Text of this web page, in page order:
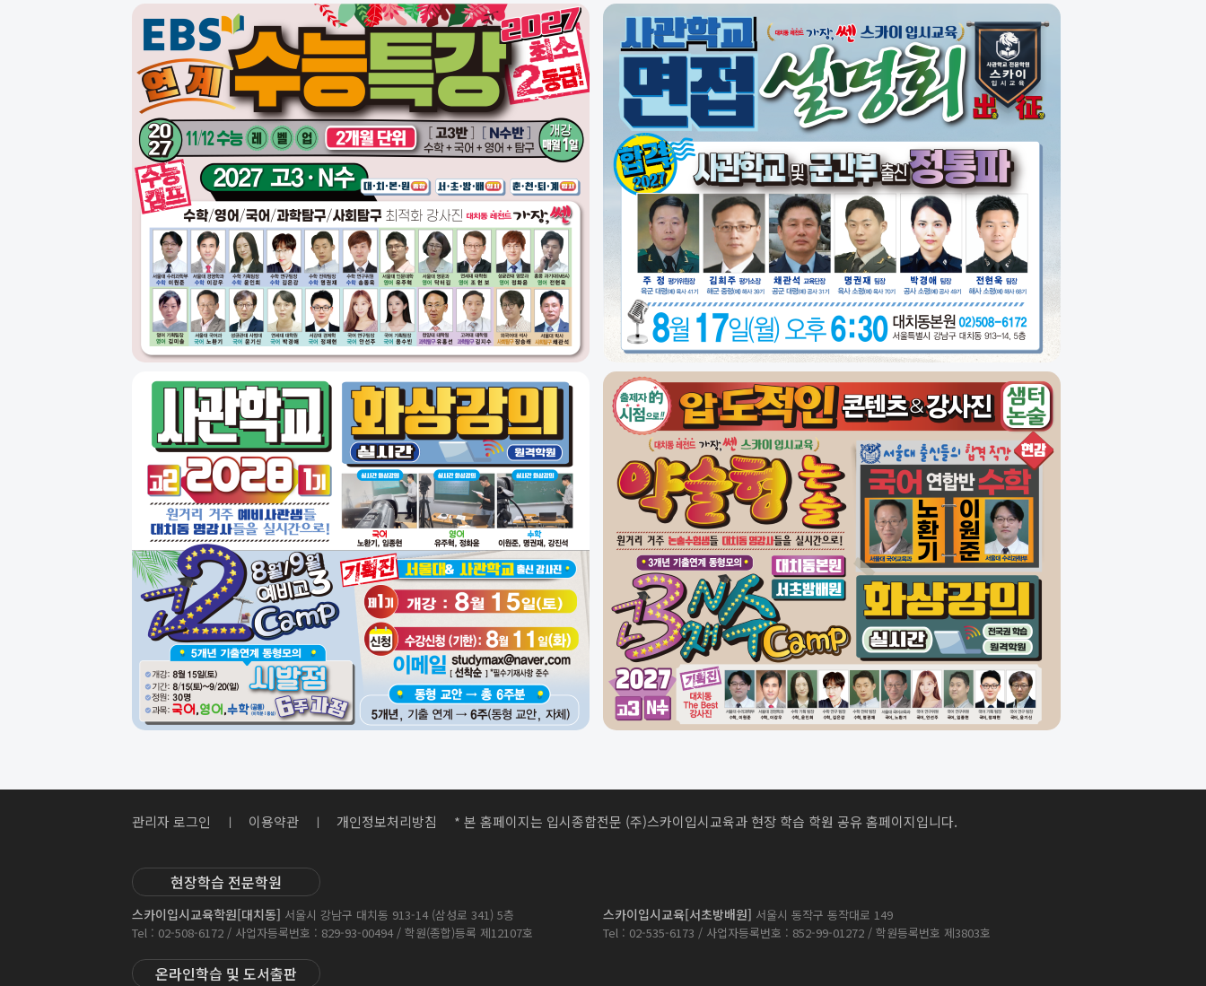
관리자 로그인 ㅣ 이용약관 ㅣ 개인정보처리방침 * 본 홈페이지는 입시종합전문 (주)스카이입시교육과 현장 학습 학원 공유 홈페이지입니다.
현장학습 전문학원
스카이입시교육학원[대치동] 서울시 강남구 대치동 913-14 (삼성로 341) 5층
Tel : 02-508-6172 / 사업자등록번호 : 829-93-00494 / 학원(종합)등록 제12107호
스카이입시교육[서초방배원] 서울시 동작구 동작대로 149
Tel : 02-535-6173 / 사업자등록번호 : 852-99-01272 / 학원등록번호 제3803호
온라인학습 및 도서출판